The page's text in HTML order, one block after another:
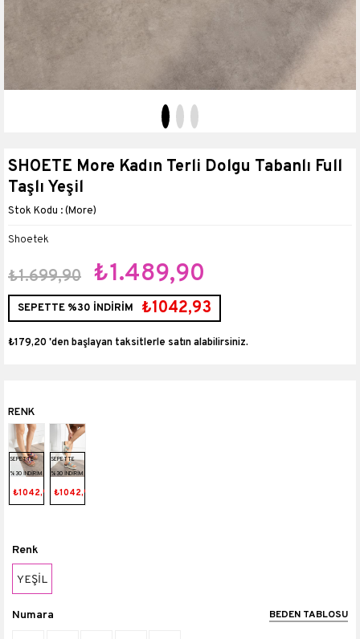
SHOETE More Kadın Terli Dolgu Tabanlı Full
Taşlı Yeşil
(More)
Shoetek
₺1.699,90 ₺1.489,90
SEPETTE %30 İNDİRİM ₺1042,93
₺179,20'den başlayan taksitlerle
SEPETTE
%30 İNDİRİM
₺1042,93
SEPETTE
%30 İNDİRİM
₺1042,93
Renk
YEŞİL
Numara BEDEN TABLOSU